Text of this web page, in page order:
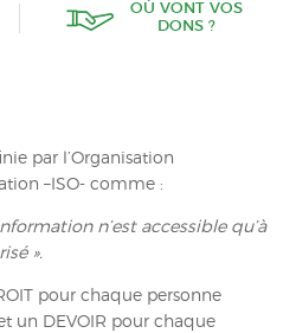
FONCTIONNEMENT
ÉTABLISSEMENTS SERVICES
INSERTION
OÙ VONT VOS
DONS ?
par l’Organisation
–ISO- comme :
n’est accessible qu’à
».
pour chaque personne
un DEVOIR pour chaque